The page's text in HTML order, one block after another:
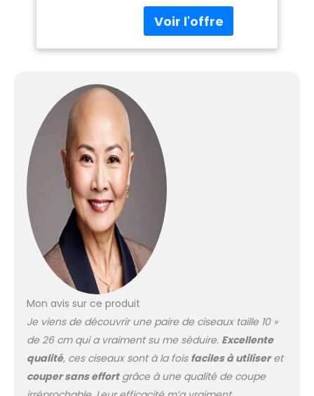
Mon avis sur ce produit
Je viens de découvrir une paire de ciseaux taille 10 »
de 26 cm qui a vraiment su me séduire. Excellente
qualité, ces ciseaux sont à la fois faciles à utiliseret
couper sans effortgrâce à une qualité de coupe